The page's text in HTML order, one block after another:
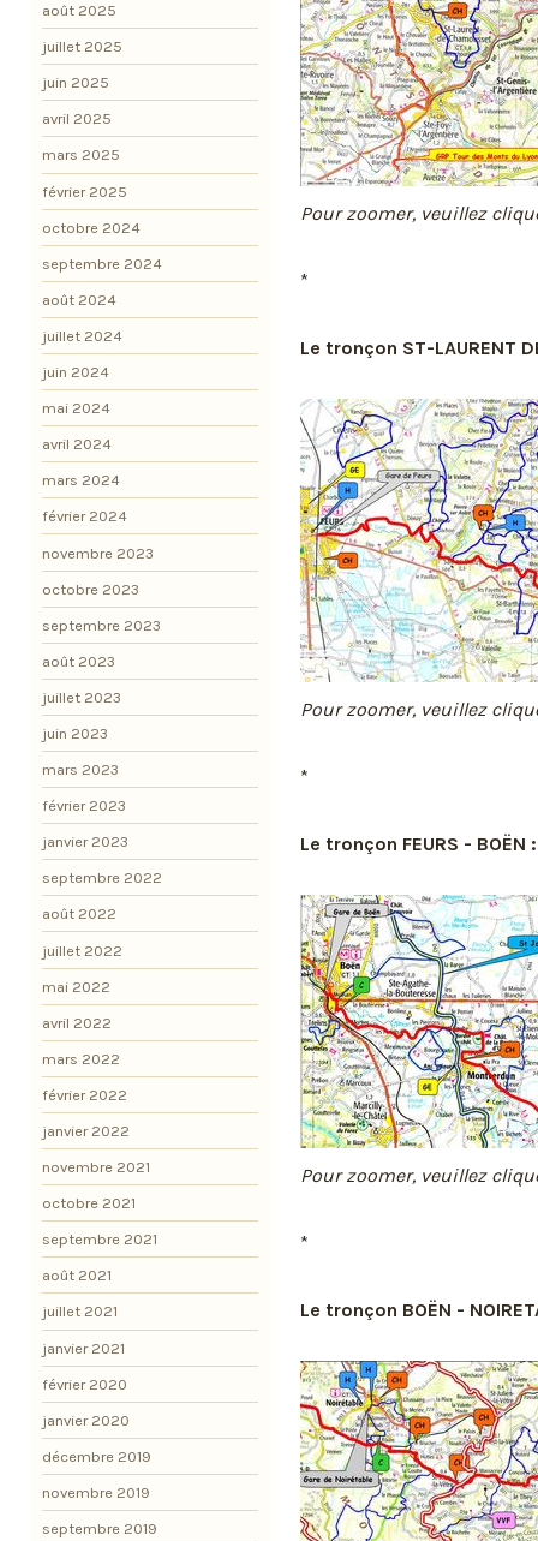
Pour zoomer, veuillez
*
Le tronçon ST-LAURENT
Pour zoomer, veuillez
*
Le tronçon FEURS - BOËN :
Pour zoomer, veuillez
*
Le tronçon BOËN -
août 2025
juillet 2025
juin 2025
avril 2025
mars 2025
février 2025
octobre 2024
septembre 2024
août 2024
juillet 2024
juin 2024
mai 2024
avril 2024
mars 2024
février 2024
novembre 2023
octobre 2023
septembre 2023
août 2023
juillet 2023
juin 2023
mars 2023
février 2023
janvier 2023
septembre 2022
août 2022
juillet 2022
mai 2022
avril 2022
mars 2022
février 2022
janvier 2022
novembre 2021
octobre 2021
septembre 2021
août 2021
juillet 2021
janvier 2021
février 2020
janvier 2020
décembre 2019
novembre 2019
septembre 2019